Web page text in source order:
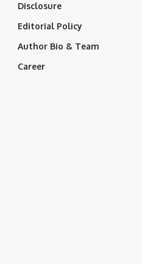
Disclosure
Editorial Policy
Author Bio & Team
Career